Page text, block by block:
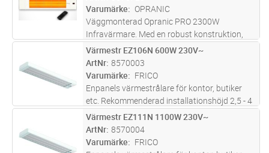
konstruerad för takmontering,
utanpåliggande el...läs mer
Varumärke
OPRANIC
Väggmonterad Opranic PRO 2300W
Infravärmare. Med en robust konstruktion,
utrustad med IR-X teknologi, fjärrkontroll,
timer och en specialkonstruerad reflektor som
ger överlägsen strålningsprestanda.
mer
ST Lägg i kundvagn
Värmestr EZ106N 600W 230V~
ArtNr 8570003
Varumärke
FRICO
Enpanels värmestrålare för kontor, butiker
etc. Rekommenderad installationshöjd 2,5 - 4
mEZ100 används för totaluppvärmning,
tillskottsvärme och skydd mot kallras i miljöer,
såsom kontor, butiker, re
ST Lägg i kundvagn
Värmestr EZ111N 1100W 230V~
ArtNr 8570004
Varumärke
FRICO